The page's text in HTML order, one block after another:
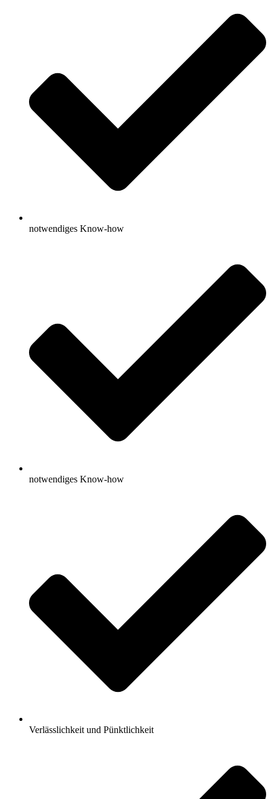
notwendiges Know-how
notwendiges Know-how
Verlässlichkeit und Pünktlichkeit